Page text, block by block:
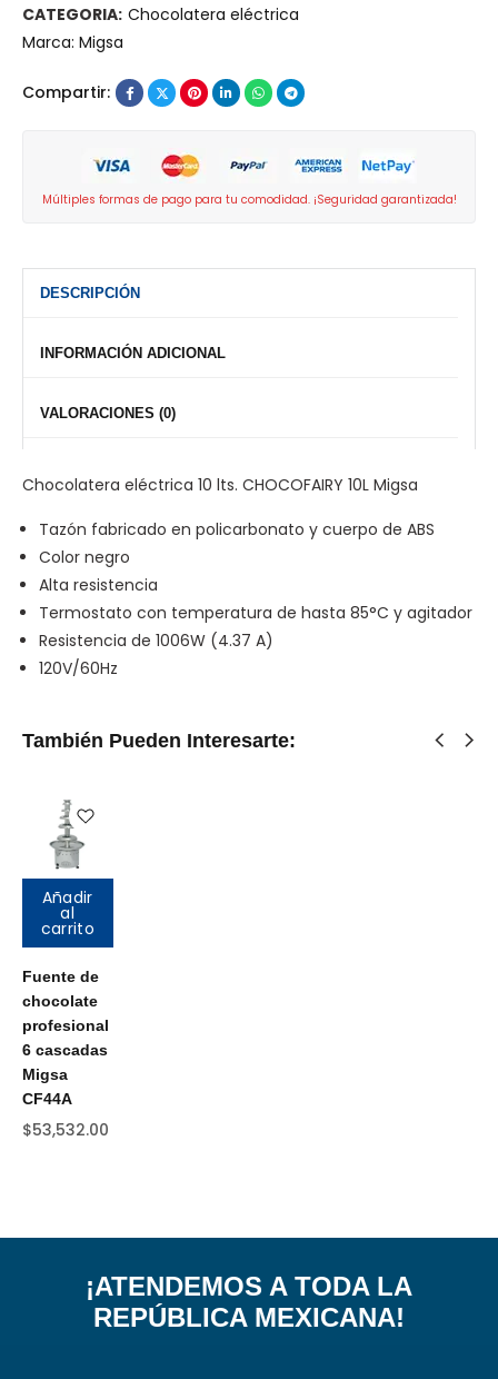
CATEGORIA: Chocolatera eléctrica
Marca: Migsa
Compartir:
Múltiples formas de pago para tu comodidad. ¡Seguridad garantizada!
DESCRIPCIÓN
INFORMACIÓN ADICIONAL
VALORACIONES (0)
Chocolatera eléctrica 10 lts. CHOCOFAIRY 10L Migsa
Tazón fabricado en policarbonato y cuerpo de ABS
Color negro
Alta resistencia
Termostato con temperatura de hasta 85°C y agitador
Resistencia de 1006W (4.37 A)
120V/60Hz
También Pueden Interesarte:
Añadir
al
carrito
Fuente de
chocolate
profesional
6 cascadas
Migsa
CF44A
$53,532.00
¡ATENDEMOS A TODA LA
REPÚBLICA MEXICANA!